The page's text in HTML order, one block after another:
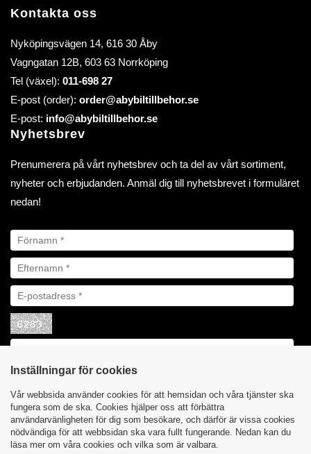
Kontakta oss
Nyköpingsvägen 14, 616 30 Åby
Vagngatan 12B, 603 63 Norrköping
Tel (växel): 011-698 27
E-post (order): order@abybiltillbehor.se
E-post: info@abybiltillbehor.se
Nyhetsbrev
Prenumerera på vårt nyhetsbrev och ta del av vårt sortiment,
nyheter och erbjudanden. Anmäl dig till nyhetsbrevet i formuläret
nedan!
Inställningar för cookies
Vår webbsida använder cookies för att hemsidan och våra tjänster ska
fungera som de ska. Cookies hjälper oss att förbättra
användarvänligheten för dig som besökare, och därför är vissa cookies
nödvändiga för att webbsidan ska vara fullt fungerande. Nedan kan du
läsa mer om våra cookies och vilka som är valbara.